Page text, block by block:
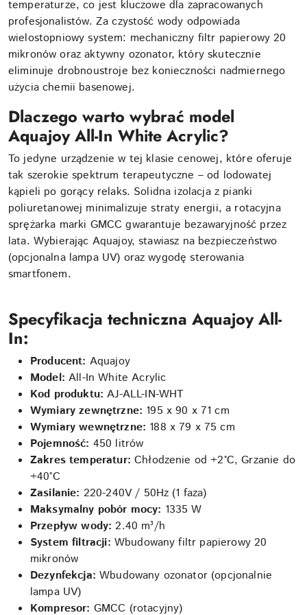
temperaturze, co jest kluczowe dla zapracowanych
profesjonalistów. Za czystość wody odpowiada
wielostopniowy system: mechaniczny filtr papierowy 20
mikronów oraz aktywny ozonator, który skutecznie
eliminuje drobnoustroje bez konieczności nadmiernego
użycia chemii basenowej.
Dlaczego warto wybrać model
Aquajoy All-In White Acrylic?
To jedyne urządzenie w tej klasie cenowej, które oferuje
tak szerokie spektrum terapeutyczne – od lodowatej
kąpieli po gorący relaks. Solidna izolacja z pianki
poliuretanowej minimalizuje straty energii, a rotacyjna
sprężarka marki GMCC gwarantuje bezawaryjność przez
lata. Wybierając Aquajoy, stawiasz na bezpieczeństwo
(opcjonalna lampa UV) oraz wygodę sterowania
smartfonem.
Specyfikacja techniczna Aquajoy All-
In:
Producent: Aquajoy
Model: All-In White Acrylic
Kod produktu: AJ-ALL-IN-WHT
Wymiary zewnętrzne: 195 x 90 x 71 cm
Wymiary wewnętrzne: 188 x 79 x 75 cm
Pojemność: 450 litrów
Zakres temperatur: Chłodzenie od +2°C, Grzanie do
+40°C
Zasilanie: 220-240V / 50Hz (1 faza)
Maksymalny pobór mocy: 1335 W
Przepływ wody: 2.40 m³/h
System filtracji: Wbudowany filtr papierowy 20
mikronów
Dezynfekcja: Wbudowany ozonator (opcjonalnie
lampa UV)
Kompresor: GMCC (rotacyjny)